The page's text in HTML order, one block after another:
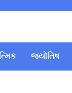
જ્યોતિષ